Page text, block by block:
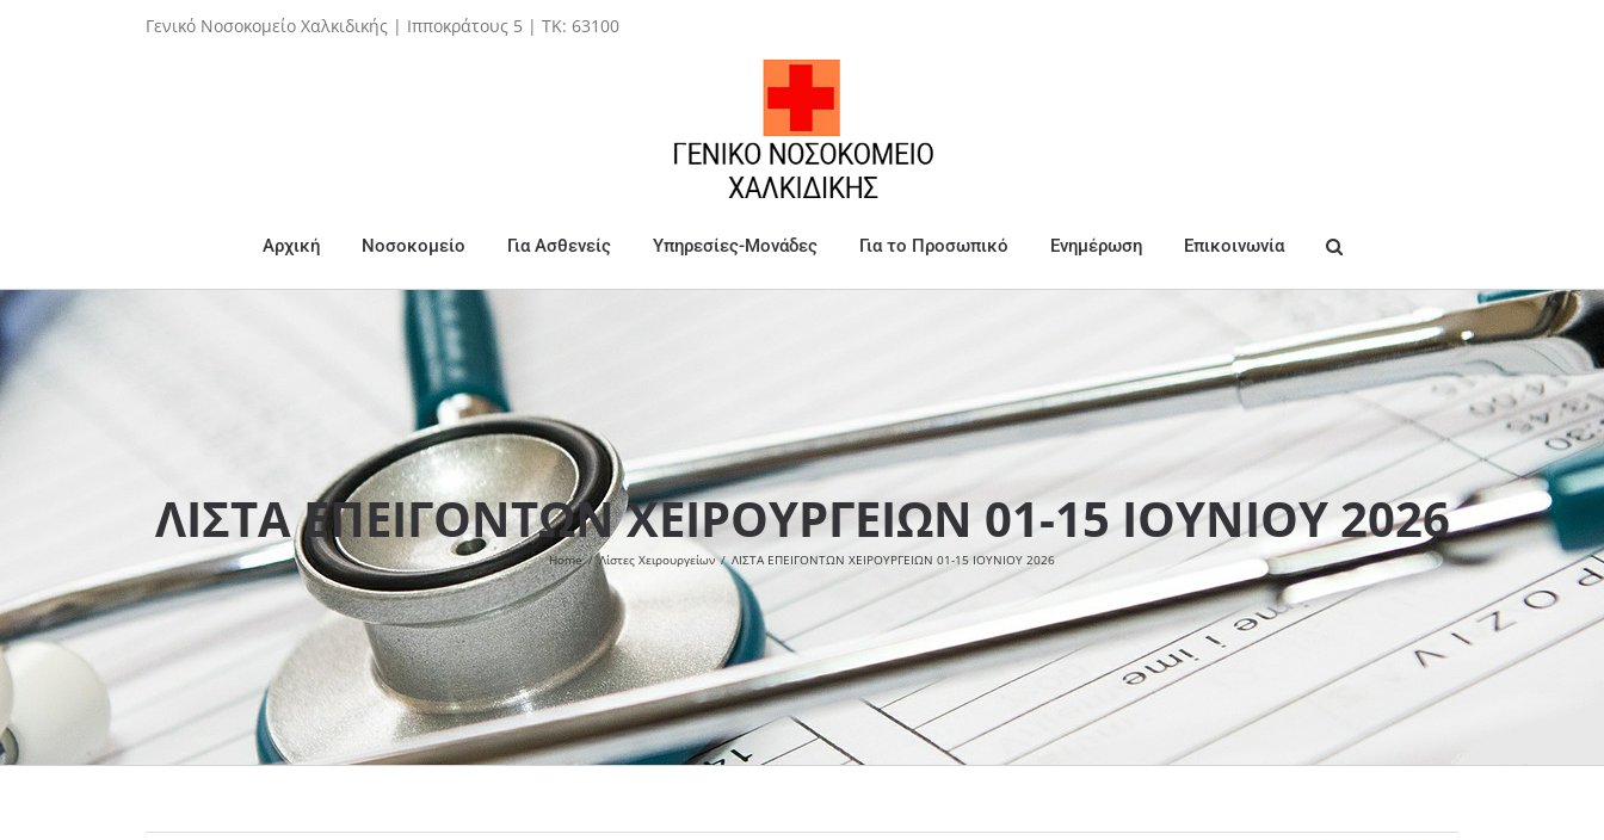
Γενικό Νοσοκομείο Χαλκιδικής | Ιπποκράτους 5 | ΤΚ: 63100
Αρχική Νοσοκομείο Για Ασθενείς Υπηρεσίες-Μονάδες Για το Προσωπικό Ενημέρωση Επικοινωνία
ΛΙΣΤΑ ΕΠΕΙΓΟΝΤΩΝ ΧΕΙΡΟΥΡΓΕΙΩΝ 01-15 ΙΟΥΝΙΟΥ 2026
Home / Λίστες Χειρουργείων / ΛΙΣΤΑ ΕΠΕΙΓΟΝΤΩΝ ΧΕΙΡΟΥΡΓΕΙΩΝ 01-15 ΙΟΥΝΙΟΥ 2026